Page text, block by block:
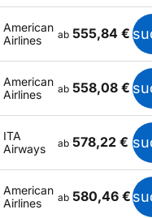
American
Airlines
ab 555,84 €
American
Airlines
ab 558,08 €
ITA
Airways
ab 578,22 €
American
Airlines
ab 580,46 €